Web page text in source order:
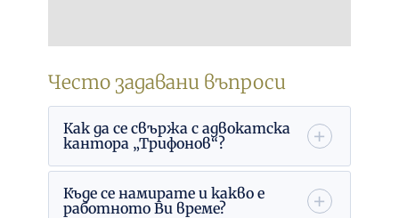
Често задавани въпроси
Как да се свържа с адвокатска
кантора „Трифонов“?
Къде се намирате и какво е
работното Ви време?